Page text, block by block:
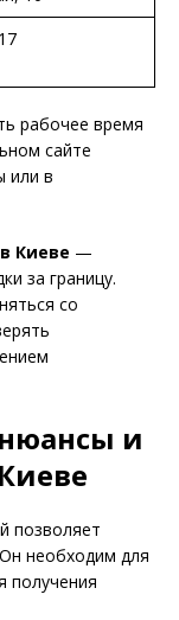
рабочее время
сайте
или в
Киеве —
за границу.
со
и
позволяет
необходим для
получения